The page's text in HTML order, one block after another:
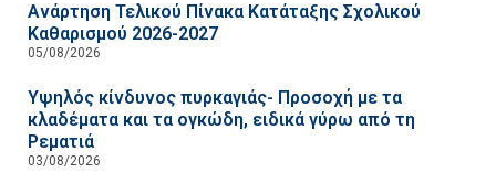
Ανάρτηση Τελικού Πίνακα Κατάταξης Σχολικού
Καθαρισμού 2026-2027
05/08/2026
Υψηλός κίνδυνος πυρκαγιάς- Προσοχή με τα
κλαδέματα και τα ογκώδη, ειδικά γύρω από τη
Ρεματιά
03/08/2026